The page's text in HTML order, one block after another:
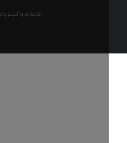
الأحكام والشروط